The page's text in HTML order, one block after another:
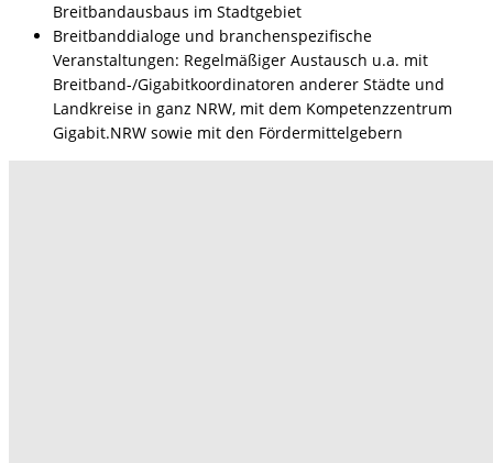
Breitbandausbaus im Stadtgebiet
Breitbanddialoge und branchenspezifische
Veranstaltungen: Regelmäßiger Austausch u.a. mit
Breitband-/Gigabitkoordinatoren anderer Städte und
Landkreise in ganz NRW, mit dem Kompetenzzentrum
Gigabit.NRW sowie mit den Fördermittelgebern